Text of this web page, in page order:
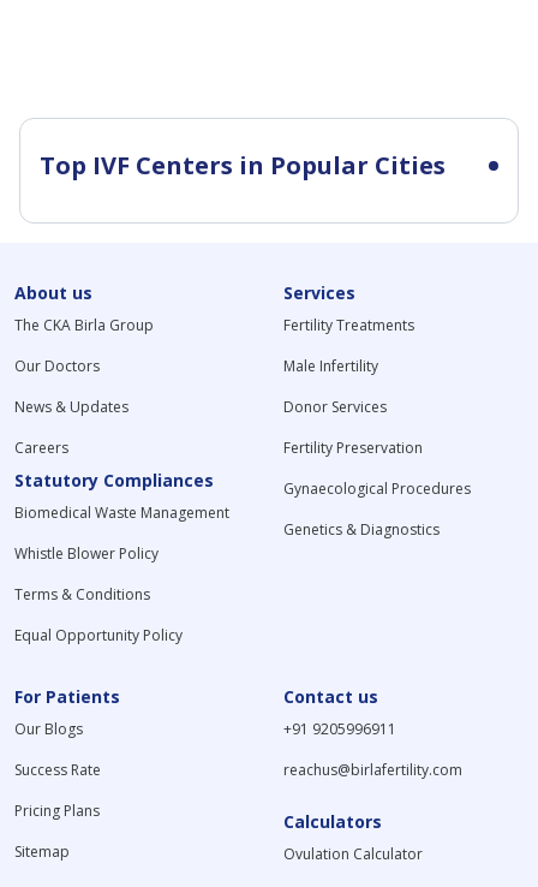
Top IVF Centers in Popular Cities
About us
The CKA Birla Group
Our Doctors
News & Updates
Careers
Statutory Compliances
Biomedical Waste Management
Whistle Blower Policy
Terms & Conditions
Equal Opportunity Policy
Services
Fertility Treatments
Male Infertility
Donor Services
Fertility Preservation
Gynaecological Procedures
Genetics & Diagnostics
For Patients
Our Blogs
Success Rate
Pricing Plans
Sitemap
Contact us
+91 9205996911
reachus@birlafertility.com
Calculators
Ovulation Calculator